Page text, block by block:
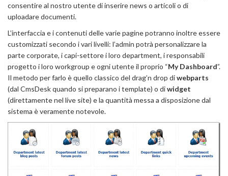
consentire al nostro utente di inserire news o articoli o di
uploadare documenti.
L’interfaccia e i contenuti delle varie pagine potranno inoltre essere
customizzati secondo i vari livelli: l’admin potrà personalizzare la
parte corporate, i capi-settore i loro department, i responsabili
progetto i loro workgroup e ogni utente il proprio “My Dashboard”.
Il metodo per farlo è quello classico del drag’n drop diwebparts
(dal CmsDesk quando si preparano i template) o diwidget
(direttamente nel live site) e la quantità messa a disposizione dal
sistema è veramente notevole.